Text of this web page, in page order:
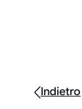
Indietro